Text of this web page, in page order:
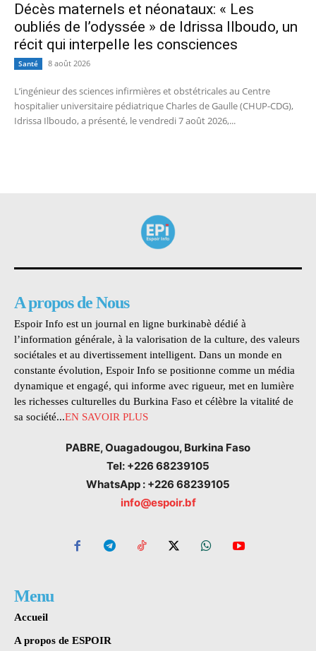
Décès maternels et néonataux: « Les
oubliés de l’odyssée » de Idrissa Ilboudo, un
récit qui interpelle les consciences
Santé 8 août 2026
L’ingénieur des sciences infirmières et obstétricales au Centre
hospitalier universitaire pédiatrique Charles de Gaulle (CHUP-CDG),
Idrissa Ilboudo, a présenté, le vendredi 7 août 2026,...
A propos de Nous
Espoir Info est un journal en ligne burkinabè dédié à
l’information générale, à la valorisation de la culture, des valeurs
sociétales et au divertissement intelligent. Dans un monde en
constante évolution, Espoir Info se positionne comme un média
dynamique et engagé, qui informe avec rigueur, met en lumière
les richesses culturelles du Burkina Faso et célèbre la vitalité de
sa société...EN SAVOIR PLUS
PABRE, Ouagadougou, Burkina Faso
Tel: +226 68239105
WhatsApp : +226 68239105
info@espoir.bf
Menu
Accueil
A propos de ESPOIR